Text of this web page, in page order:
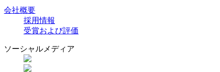
会社概要
採用情報
受賞および評価
ソーシャルメディア